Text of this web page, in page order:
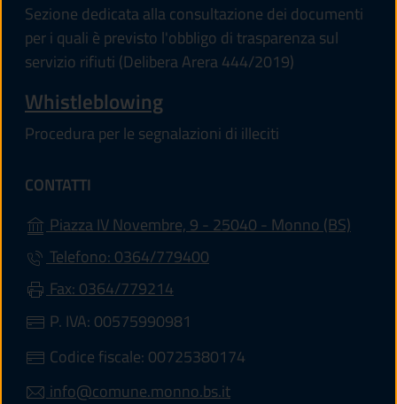
Sezione dedicata alla consultazione dei documenti
per i quali è previsto l'obbligo di trasparenza sul
servizio rifiuti (Delibera Arera 444/2019)
Whistleblowing
Procedura per le segnalazioni di illeciti
CONTATTI
Piazza IV Novembre, 9 - 25040 - Monno (BS)
Telefono: 0364/779400
Fax: 0364/779214
P. IVA: 00575990981
Codice fiscale: 00725380174
info@comune.monno.bs.it